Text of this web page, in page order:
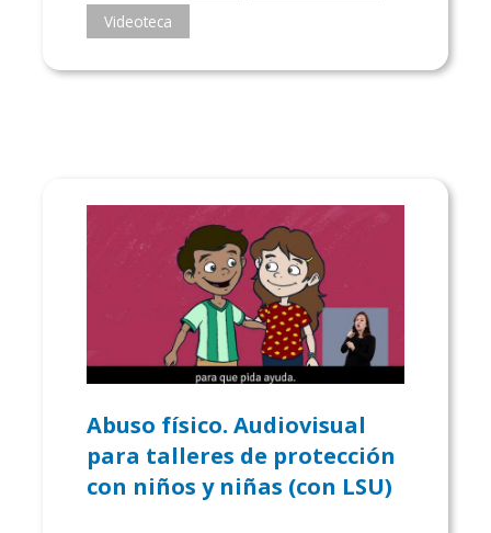
Videoteca
Abuso físico. Audiovisual
para talleres de protección
con niños y niñas (con LSU)